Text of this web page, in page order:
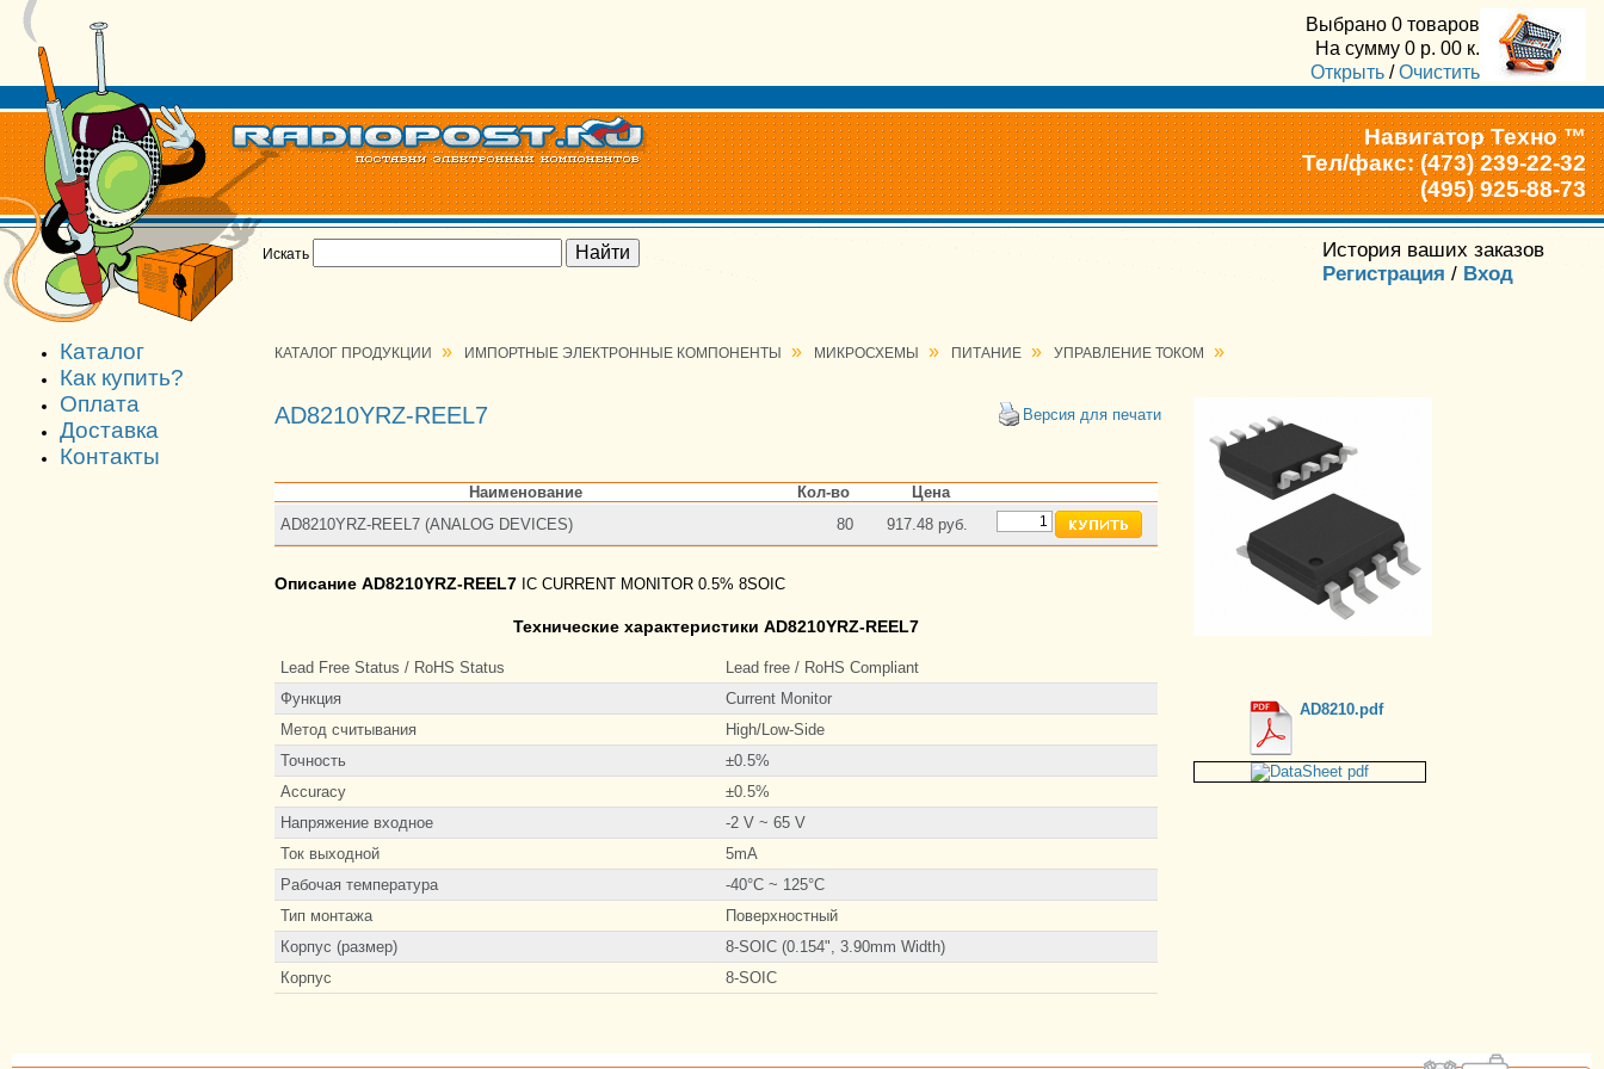
Выбрано 0 товаров
На сумму 0 р. 00 к.
Открыть /Очистить
Навигатор Техно ™
Тел/факс: (473) 239-22-32
(495) 925-88-73
Искать
История ваших заказов
Регистрация / Вход
Каталог
Как купить?
Оплата
Доставка
Контакты
КАТАЛОГ ПРОДУКЦИИ » ИМПОРТНЫЕ ЭЛЕКТРОННЫЕ КОМПОНЕНТЫ » МИКРОСХЕМЫ » ПИТАНИЕ » УПРАВЛЕНИЕ ТОКОМ »
AD8210YRZ-REEL7 Версия для печати
Наименование Кол-во
Цена
AD8210YRZ-REEL7 (ANALOG DEVICES)
80 917.48 руб.
Описание AD8210YRZ-REEL7 IC CURRENT MONITOR 0.5% 8SOIC
Технические характеристики AD8210YRZ-REEL7
Lead Free Status / RoHS Status
Lead free / RoHS Compliant
Функция
Current Monitor
Метод считывания
High/Low-Side
Точность
±0.5%
Accuracy
±0.5%
Напряжение входное
-2 V ~ 65 V
Ток выходной
5mA
Рабочая температура
-40°C ~ 125°C
Тип монтажа
Поверхностный
Корпус (размер)
8-SOIC (0.154", 3.90mm Width)
Корпус
8-SOIC
AD8210.pdf